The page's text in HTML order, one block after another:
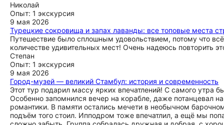
Николай
Опыт: 1 экскурсия
9 мая 2026
Турецкие сокровища и запах лаванды: все топовые места
Путешествие было сплошным удовольствием, потому что
количестве удивительных мест! Очень надеюсь повторить
Степан
Опыт: 1 экскурсия
9 мая 2026
Город-музей — великий Стамбул: история и современность
Этот тур подарил массу ярких впечатлений! С самого утра
Особенно запомнился вечер на корабле, даже потанцевал
романтики. В памяти остались мечети в необычном
подъём того стоил. Ипподром тоже впечатлил, а ещё мы